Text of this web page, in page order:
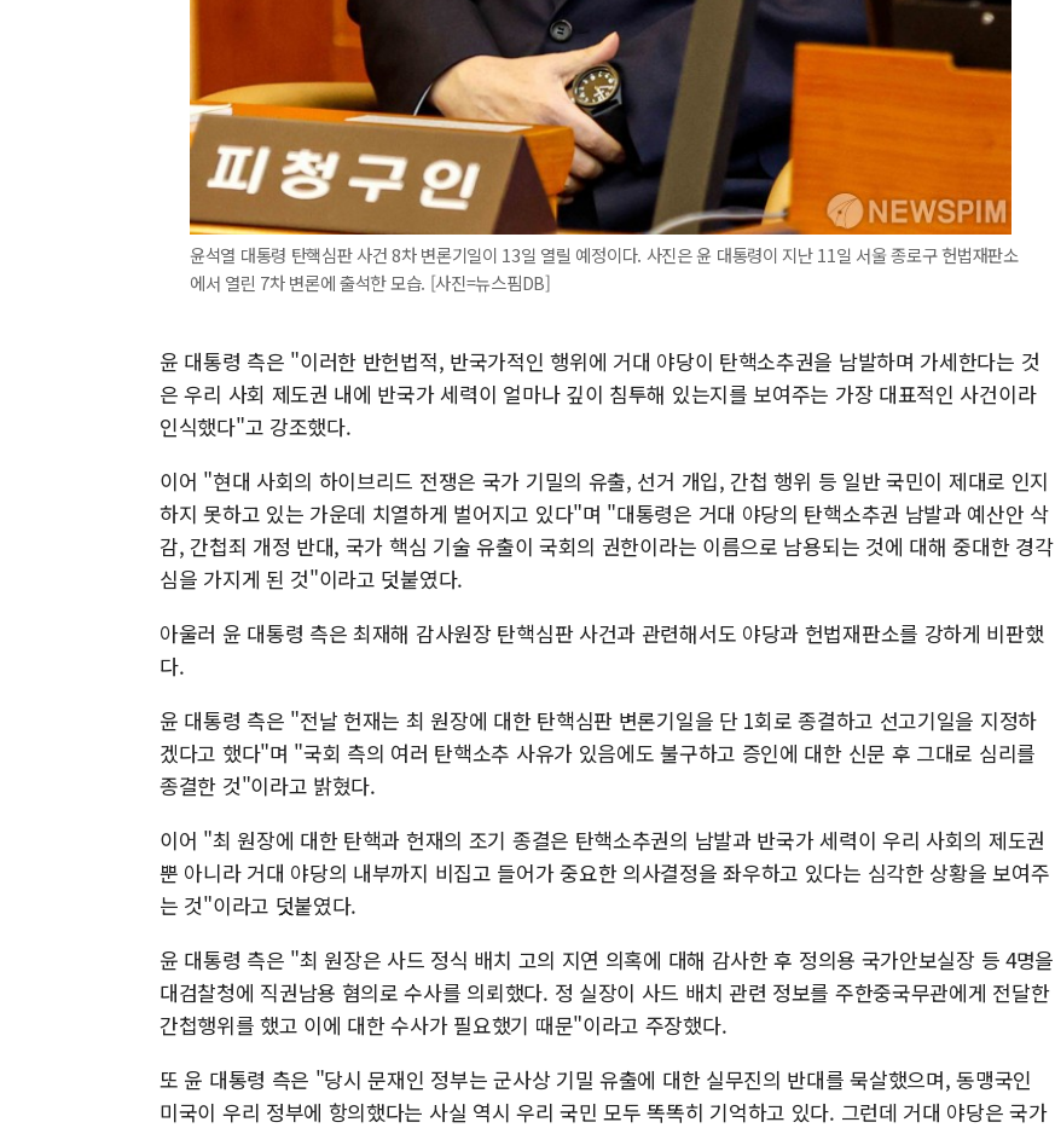
윤석열 대통령 탄핵심판 사건 8차 변론기일이 13일 열릴 예정이다. 사진은 윤 대통령이 지난 11일 서울 종로구 헌법재판소
에서 열린 7차 변론에 출석한 모습. [사진=뉴스핌DB]
윤 대통령 측은 "이러한 반헌법적, 반국가적인 행위에 거대 야당이 탄핵소추권을 남발하며 가세한다는 것
은 우리 사회 제도권 내에 반국가 세력이 얼마나 깊이 침투해 있는지를 보여주는 가장 대표적인 사건이라
인식했다"고 강조했다.
이어 "현대 사회의 하이브리드 전쟁은 국가 기밀의 유출, 선거 개입, 간첩 행위 등 일반 국민이 제대로 인지
하지 못하고 있는 가운데 치열하게 벌어지고 있다"며 "대통령은 거대 야당의 탄핵소추권 남발과 예산안 삭
감, 간첩죄 개정 반대, 국가 핵심 기술 유출이 국회의 권한이라는 이름으로 남용되는 것에 대해 중대한 경각
심을 가지게 된 것"이라고 덧붙였다.
아울러 윤 대통령 측은 최재해 감사원장 탄핵심판 사건과 관련해서도 야당과 헌법재판소를 강하게 비판했
다.
윤 대통령 측은 "전날 헌재는 최 원장에 대한 탄핵심판 변론기일을 단 1회로 종결하고 선고기일을 지정하
겠다고 했다"며 "국회 측의 여러 탄핵소추 사유가 있음에도 불구하고 증인에 대한 신문 후 그대로 심리를
종결한 것"이라고 밝혔다.
이어 "최 원장에 대한 탄핵과 헌재의 조기 종결은 탄핵소추권의 남발과 반국가 세력이 우리 사회의 제도권
뿐 아니라 거대 야당의 내부까지 비집고 들어가 중요한 의사결정을 좌우하고 있다는 심각한 상황을 보여주
는 것"이라고 덧붙였다.
윤 대통령 측은 "최 원장은 사드 정식 배치 고의 지연 의혹에 대해 감사한 후 정의용 국가안보실장 등 4명을
대검찰청에 직권남용 혐의로 수사를 의뢰했다. 정 실장이 사드 배치 관련 정보를 주한중국무관에게 전달한
간첩행위를 했고 이에 대한 수사가 필요했기 때문"이라고 주장했다.
또 윤 대통령 측은 "당시 문재인 정부는 군사상 기밀 유출에 대한 실무진의 반대를 묵살했으며, 동맹국인
미국이 우리 정부에 항의했다는 사실 역시 우리 국민 모두 똑똑히 기억하고 있다. 그런데 거대 야당은 국가